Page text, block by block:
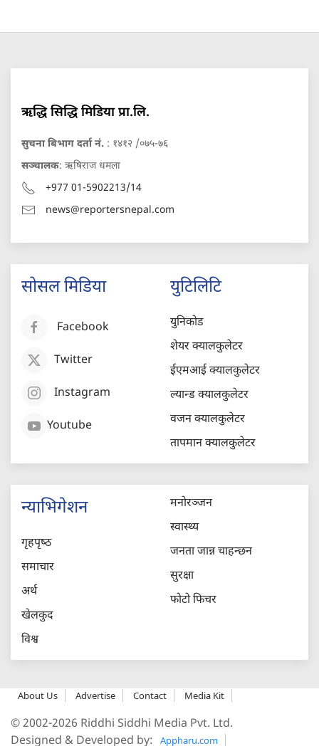
ऋद्धि सिद्धि मिडिया प्रा.लि.
सुचना बिभाग दर्ता नं. : १४१२ /०७५-७६
सञ्चालक: ऋषिराज धमला
+977 01-5902213/14
news@reportersnepal.com
सोसल मिडिया
Facebook
Twitter
Instagram
Youtube
युटिलिटि
युनिकोड
शेयर क्यालकुलेटर
ईएमआई क्यालकुलेटर
ल्यान्ड क्यालकुलेटर
वजन क्यालकुलेटर
तापमान क्यालकुलेटर
न्याभिगेशन
गृहपृष्‍ठ
समाचार
अर्थ
खेलकुद
विश्व
मनोरञ्जन
स्वास्थ्य
जनता जान्न चाहन्छन
सुरक्षा
फोटो फिचर
About Us Advertise Contact Media Kit
© 2002-2026 Riddhi Siddhi Media Pvt. Ltd.
Designed & Developed by:
Appharu.com